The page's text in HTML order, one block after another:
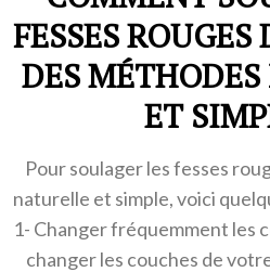
FESSES ROUGES
DES
ET
Pour soulager les fesses
naturelle et simple, voici
1- Changer fréquemment les
changer les couches de